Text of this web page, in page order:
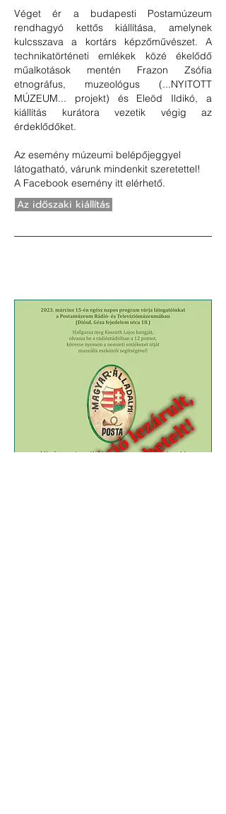
Véget ér a budapesti Postamúzeum
rendhagyó kettős kiállítása, amelynek
kulcsszava a kortárs képzőművészet. A
technikatörténeti emlékek közé ékelődő
műalkotások mentén Frazon Zsófia
etnográfus, muzeológus (...NYITOTT
MÚZEUM... projekt) és Eleöd Ildikó, a
kiállítás kurátora vezetik végig az
érdeklődőket.
Az esemény múzeumi belépőjeggyel
látogatható, várunk mindenkit szeretettel!
A Facebook esemény itt elérhető.
Az időszaki kiállítás